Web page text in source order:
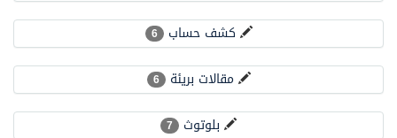
البيان المشترك لقمة مكة المكرمة للدفاع المشترك بين المملكة وتركيا وباكستان
كشف حساب 6
مقالات بريئة 6
بلوتوث 7